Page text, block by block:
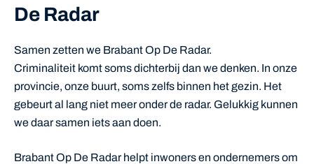
De Radar
Samen zetten we Brabant Op De Radar.
Criminaliteit komt soms dichterbij dan we denken. In onze
provincie, onze buurt, soms zelfs binnen het gezin. Het
gebeurt al lang niet meer onder de radar. Gelukkig kunnen
we daar samen iets aan doen.
Brabant Op De Radar helpt inwoners en ondernemers om